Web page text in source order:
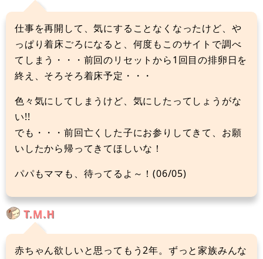
仕事を再開して、気にすることなくなったけど、や
っぱり着床ごろになると、何度もこのサイトで調べ
てしまう・・・前回のリセットから1回目の排卵日を
終え、そろそろ着床予定・・・
色々気にしてしまうけど、気にしたってしょうがな
い!!
でも・・・前回亡くした子にお参りしてきて、お願
いしたから帰ってきてほしいな！
パパもママも、待ってるよ～！(06/05)
T.M.H
赤ちゃん欲しいと思ってもう2年。ずっと家族みんな